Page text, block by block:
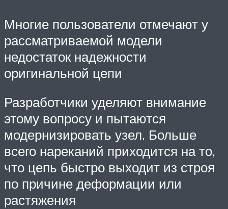
Многие пользователи отмечают у
рассматриваемой модели
недостаток надежности
оригинальной цепи
Разработчики уделяют внимание
этому вопросу и пытаются
модернизировать узел. Больше
всего нареканий приходится на то,
что цепь быстро выходит из строя
по причине деформации или
растяжения